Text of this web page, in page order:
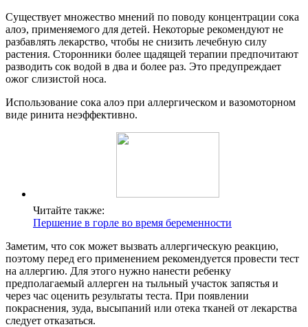
Существует множество мнений по поводу концентрации сока
алоэ, применяемого для детей. Некоторые рекомендуют не
разбавлять лекарство, чтобы не снизить лечебную силу
растения. Сторонники более щадящей терапии предпочитают
разводить сок водой в два и более раз. Это предупреждает
ожог слизистой носа.
Использование сока алоэ при аллергическом и вазомоторном
виде ринита неэффективно.
Читайте также:
Першение в горле во время беременности
Заметим, что сок может вызвать аллергическую реакцию,
поэтому перед его применением рекомендуется провести тест
на аллергию. Для этого нужно нанести ребенку
предполагаемый аллерген на тыльный участок запястья и
через час оценить результаты теста. При появлении
покраснения, зуда, высыпаний или отека тканей от лекарства
следует отказаться.